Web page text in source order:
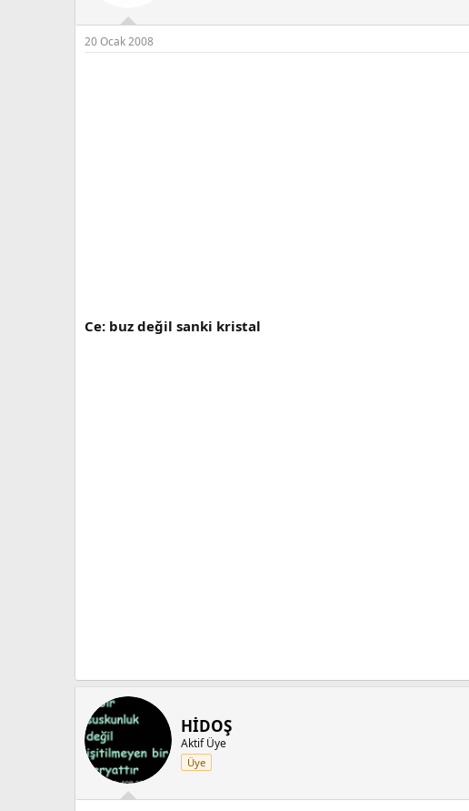
20 Ocak 2008
Ce: buz değil sanki kristal
HİDOŞ
Aktif Üye
Üye